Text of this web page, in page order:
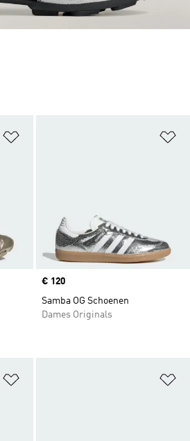
Price
€ 120
Samba OG Schoenen
Dames Originals